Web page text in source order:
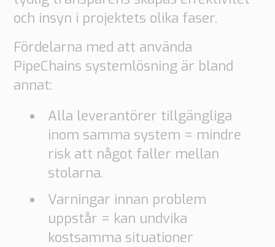
och insyn i projektets olika faser.
Fördelarna med att använda
PipeChains systemlösning är bland
annat:
Alla leverantörer tillgängliga
inom samma system = mindre
risk att något faller mellan
stolarna.
Varningar innan problem
uppstår = kan undvika
kostsamma situationer